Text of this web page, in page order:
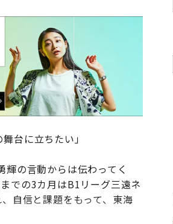
台に立ちたい」
の言動からは伝わってく
での3カ月はB1リーグ三遠ネ
自信と課題をもって、東海